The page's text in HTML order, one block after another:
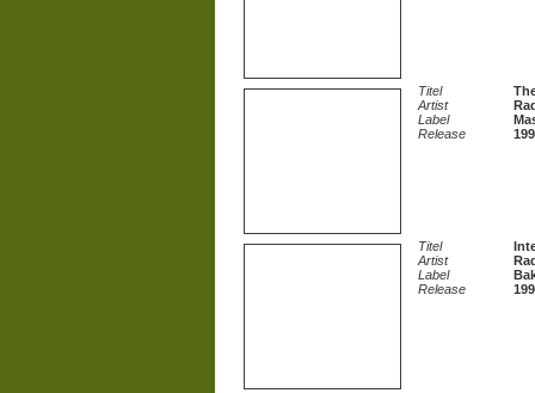
Titel
Artist
Label
Release
Titel
Artist
Label
Release